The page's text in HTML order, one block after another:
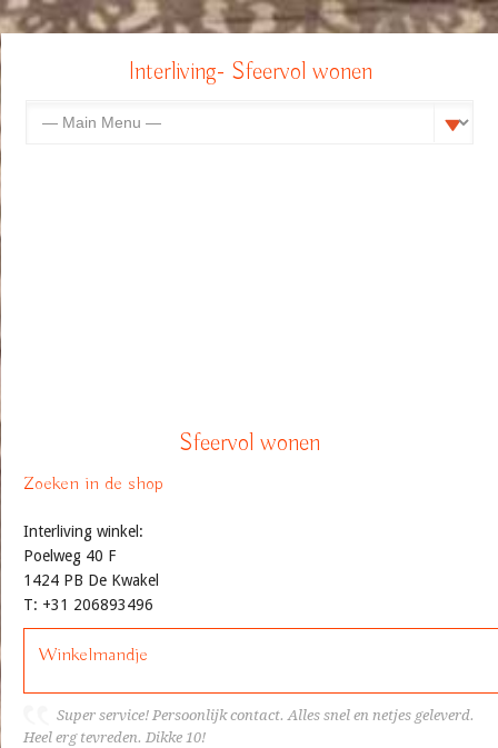
Interliving- Sfeervol wonen
Sfeervol wonen
Zoeken in de shop
Interliving winkel:
Poelweg 40 F
1424 PB De Kwakel
T: +31 206893496
Winkelmandje
Super service! Persoonlijk contact. Alles snel en netjes geleverd.
Heel erg tevreden. Dikke 10!